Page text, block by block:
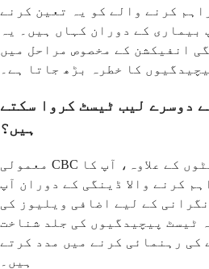
کرنے والے کو یہ تعین کرنے
بیماری کے دوران کہاں ہیں۔ یہ
انفیکشن کے مخصوص مراحل میں
کا خطرہ بڑھ جاتا ہے۔
دوسرے لیب ٹیسٹ کروا سکتے
ہیں؟
معمولی CBC اور اینٹی باڈی ٹیسٹوں کے علاوہ، آپ کا
کرنے والا ڈینگی کے دوران آپ
کے لیے اضافی ویلیوز کی
ٹیسٹ پیچیدگیوں کی جلد شناخت
کی رہنمائی کرنے میں مدد کرتے
ہیں۔